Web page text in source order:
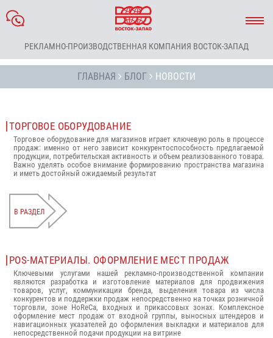
РЕКЛАМНО-ПРОИЗВОДСТВЕННАЯ КОМПАНИЯ ВОСТОК-ЗАПАД
ГЛАВНАЯ БЛОГ НОВОСТИ
ТОРГОВОЕ ОБОРУДОВАНИЕ
Торговое оборудование для магазинов играет ключевую роль в процессе
продаж: именно от него зависит конкурентоспособность предлагаемой
продукции, потребительская активность и объем реализованного товара.
Важно уделять особое внимание формированию пространства магазина
и иметь достойный ожидаемый результат
В РАЗДЕЛ
POS-МАТЕРИАЛЫ. ОФОРМЛЕНИЕ МЕСТ ПРОДАЖ
Ключевыми услугами нашей рекламно-производственной компании
являются разработка и изготовление материалов для продвижения
товаров, услуг, коммуникации бренда, выделения товара из числа
конкурентов и поддержки продаж непосредственно на точках розничной
торговли, зоне HoReCa, входных и прикассовых зонах. Комплексное
оформление мест продаж от входной группы, выносных штендеров и
навигационных указателей до оформления выкладки и материалов для
непосредственной подачи продукции на витрине